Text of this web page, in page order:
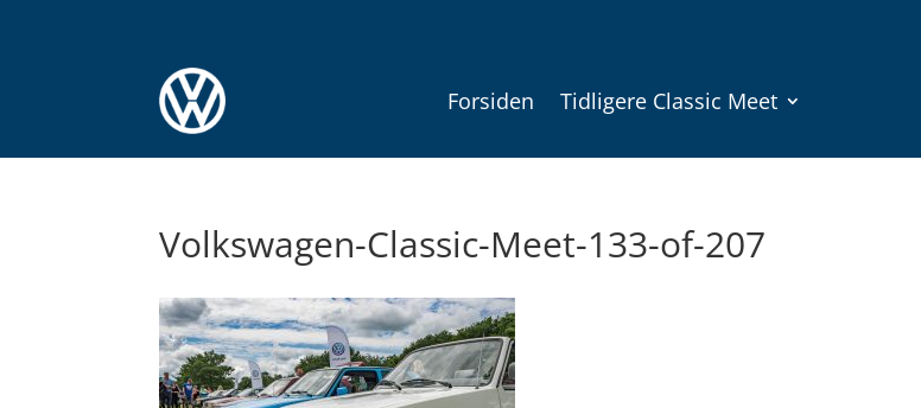
Forsiden Tidligere Classic Meet
Volkswagen-Classic-Meet-133-of-207